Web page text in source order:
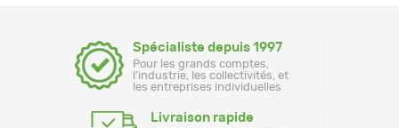
Spécialiste depuis 1997
Pour les grands comptes,
l'industrie, les collectivités, et
les entreprises individuelles
Livraison rapide